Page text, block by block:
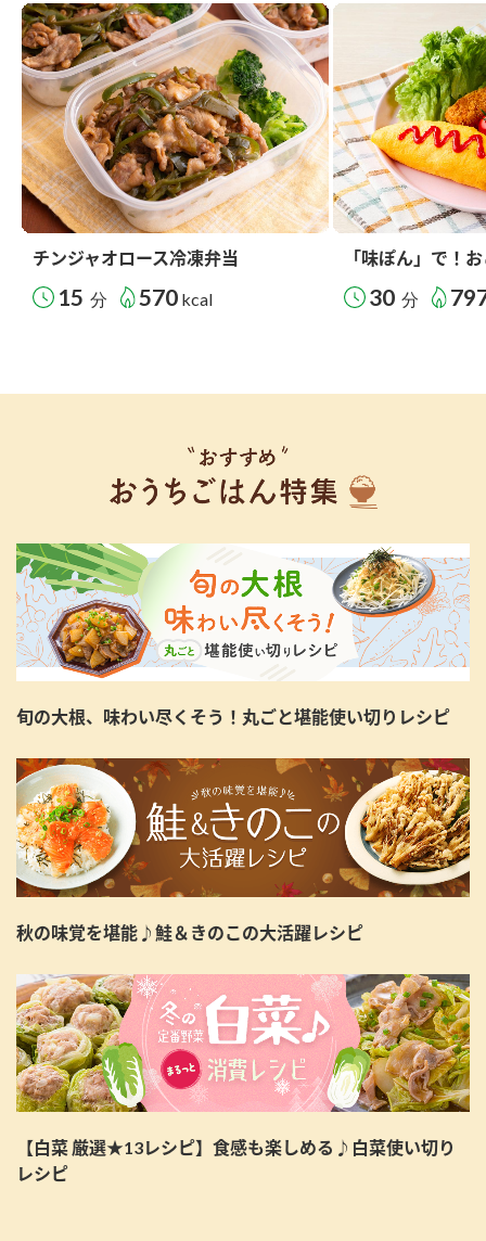
チンジャオロース冷凍弁当
15 分 570 kcal
「味ぽん」で！
30 分
旬の大根、味わい尽くそう！丸ごと堪能使い切りレシピ
秋の味覚を堪能♪鮭＆きのこの大活躍レシピ
【白菜 厳選★13レシピ】食感も楽しめる♪白菜使い切り
レシピ